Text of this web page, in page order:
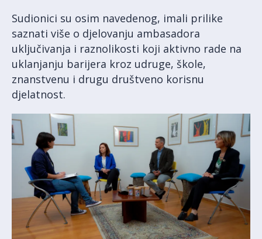
Sudionici su osim navedenog, imali prilike
saznati više o djelovanju ambasadora
uključivanja i raznolikosti koji aktivno rade na
uklanjanju barijera kroz udruge, škole,
znanstvenu i drugu društveno korisnu
djelatnost.